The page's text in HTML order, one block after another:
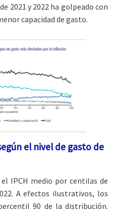
2021 y 2022 ha golpeado con
capacidad de gasto.
el nivel de gasto de
IPCH medio por centilas de
A efectos ilustrativos, los
90 de la distribución.